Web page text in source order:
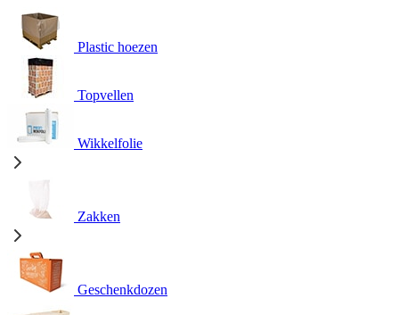
Plastic hoezen
Topvellen
Wikkelfolie
Zakken
Geschenkdozen